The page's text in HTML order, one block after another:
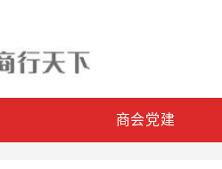
商会党建